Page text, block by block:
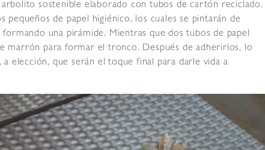
arbolito sostenible elaborado con tubos de cartón reciclado.
pequeños de papel higiénico, los cuales se pintarán de
una pirámide. Mientras que dos tubos de papel
marrón para formar el tronco. Después de adherirlos, lo
elección, que serán el toque final para darle vida a